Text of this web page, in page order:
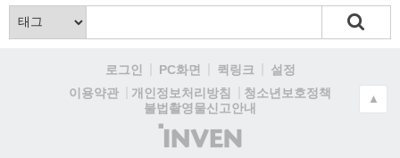
로그인 PC화면 퀵링크
설정
이용약관
개인정보처리방침
청소년보호정책
불법촬영물신고안내
(주)
인
▲